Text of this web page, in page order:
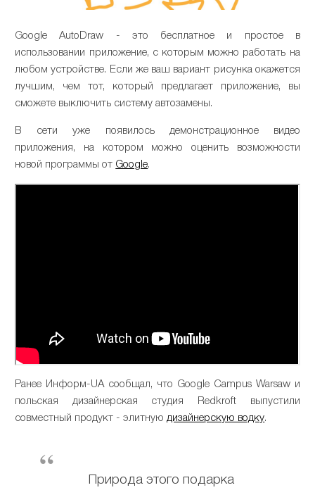
Google AutoDraw - это бесплатное и простое в
использовании приложение, с которым можно работать на
любом устройстве. Если же ваш вариант рисунка окажется
лучшим, чем тот, который предлагает приложение, вы
сможете выключить систему автозамены.
В сети уже появилось демонстрационное видео
приложения, на котором можно оценить возможности
новой программы от Google.
Ранее Информ-UA сообщал, что Google Campus Warsaw и
польская дизайнерская студия Redkroft выпустили
совместный продукт - элитнуюдизайнерскую водку.
Природа этого подарка